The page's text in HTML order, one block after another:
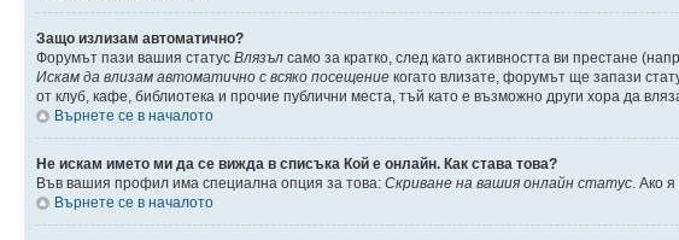
Защо излизам автоматично?
Форумът пази вашия статус Влязъл само за кратко, след като активността ви престане
Искам да влизам автоматично с всяко посещение когато влизате, форумът ще запази
от клуб, кафе, библиотека и прочие публични места, тъй като е възможно други хора да
Върнете се в началото
Не искам името ми да се вижда в списъка Кой е онлайн. Как става това?
Във вашия профил има специална опция за това: Скриване на вашия онлайн статус . Ако
Върнете се в началото